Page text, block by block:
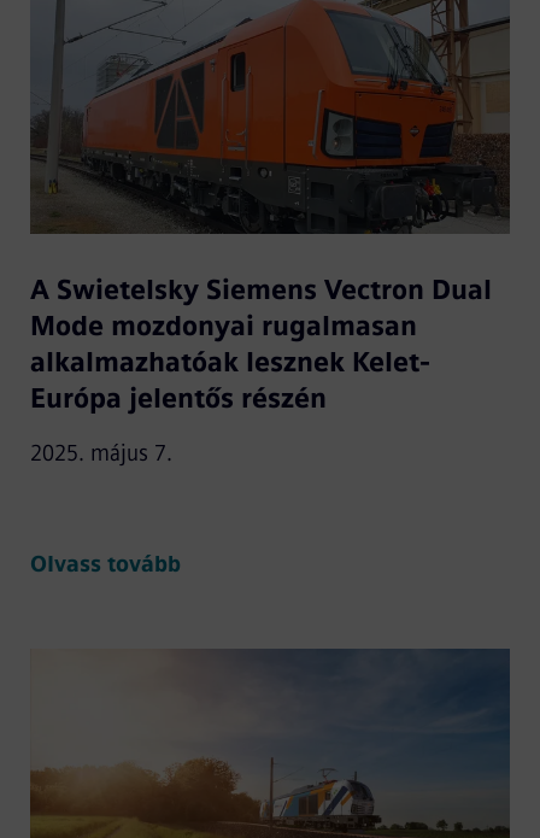
A Swietelsky Siemens Vectron Dual
Mode mozdonyai rugalmasan
alkalmazhatóak lesznek Kelet-
Európa jelentős részén
2025. május 7.
Olvass tovább